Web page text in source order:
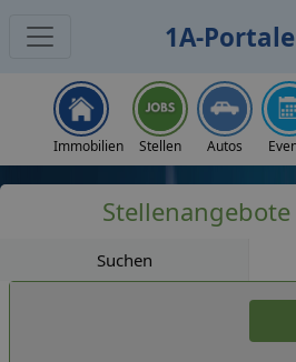
1A-Portale
Immobilien Stellen Autos
Suchen